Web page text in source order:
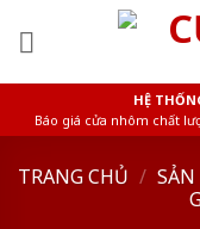
HỆ
Báo giá cửa nhôm chất
TRANG CHỦ /